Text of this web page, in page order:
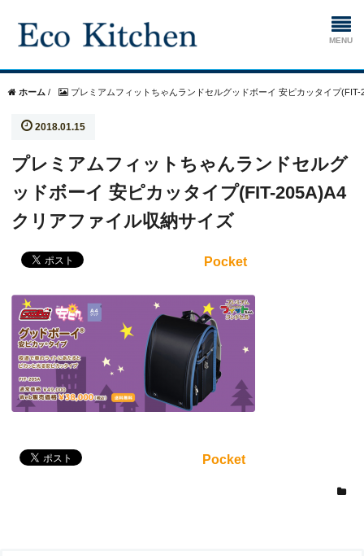
ホーム
生ゴミ処理機
ホーム / プレミアムフィットちゃんランドセルグッドボーイ 安ピカッタイプ
2018.01.15
プレミアムフィットちゃんランドセルグ
ッドボーイ 安ピカッタイプ(FIT-205A)A4
クリアファイル収納サイズ
Pocket
Pocket